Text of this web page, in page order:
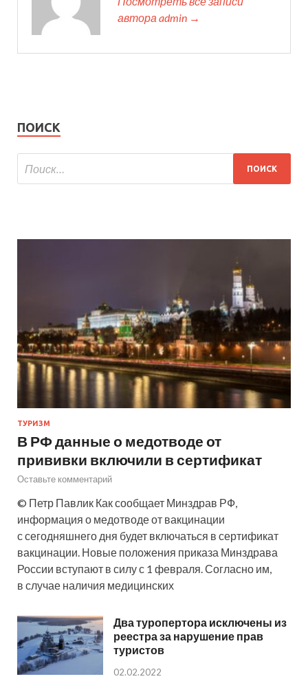
автора admin →
ПОИСК
ТУРИЗМ
В РФ данные о медотводе от
прививки включили в сертификат
Оставьте комментарий
© Петр Павлик Как сообщает Минздрав РФ,
информация о медотводе от вакцинации
с сегодняшнего дня будет включаться в сертификат
вакцинации. Новые положения приказа Минздрава
России вступают в силу с 1 февраля. Согласно им,
в случае наличия медицинских
Два туропертора исключены из
реестра за нарушение прав
туристов
02.02.2022